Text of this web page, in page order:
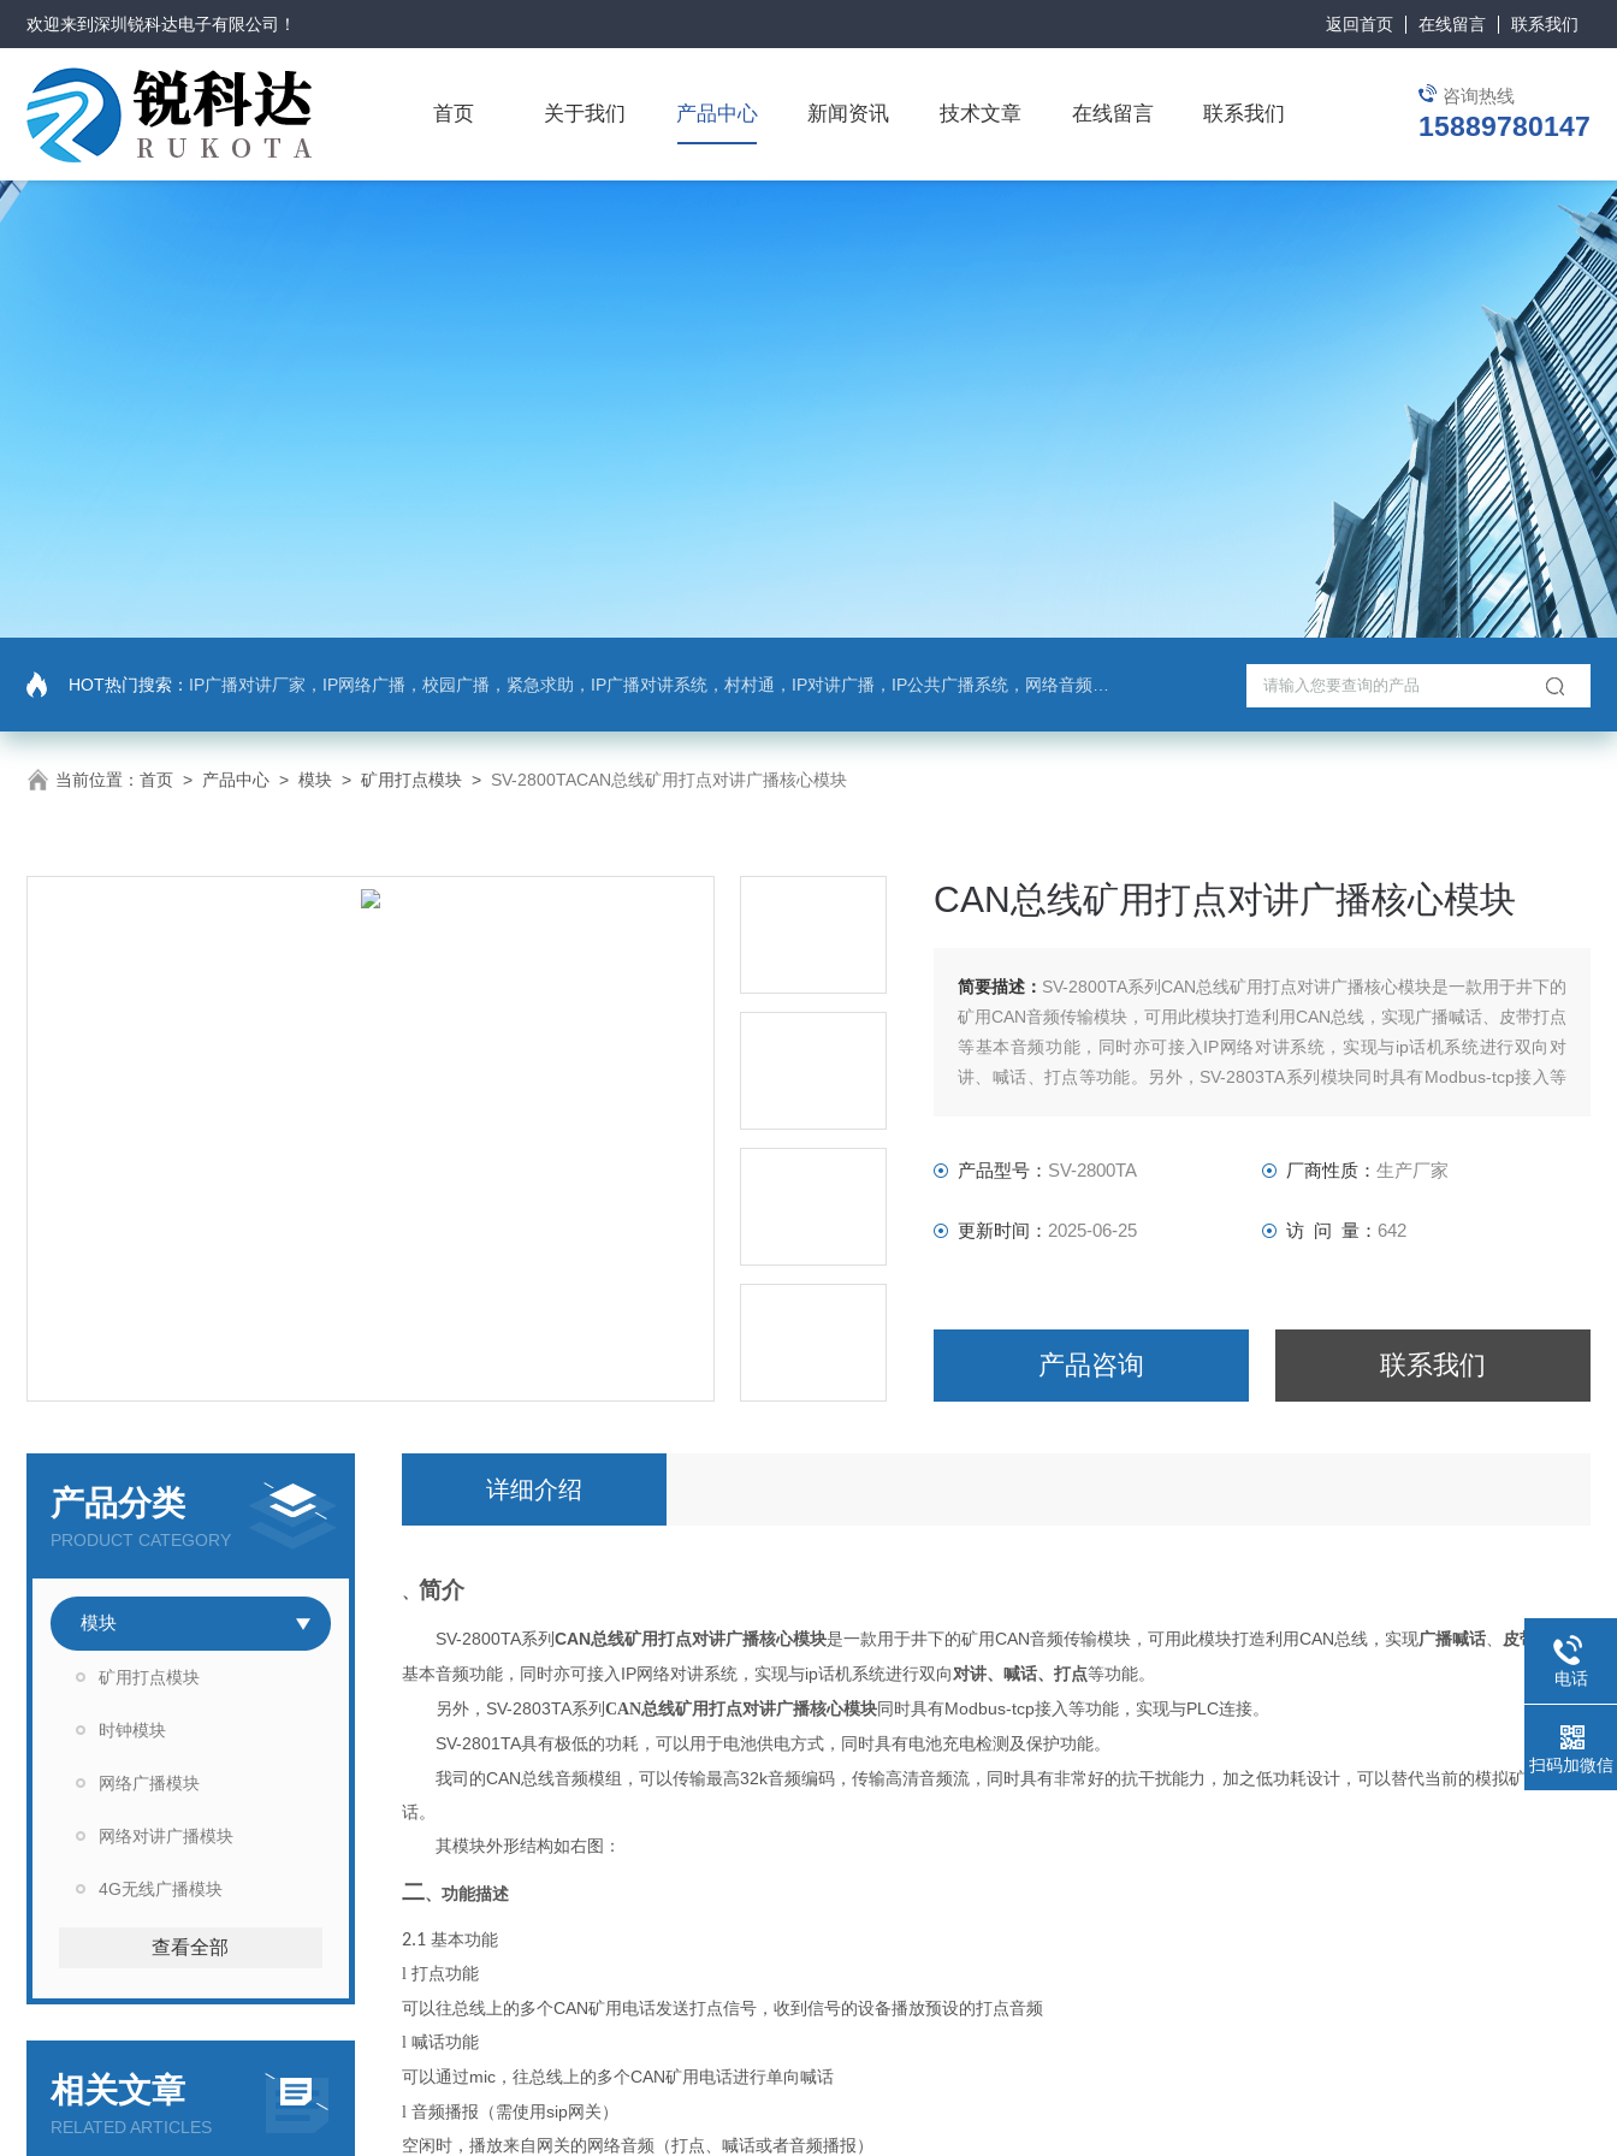
欢迎来到深圳锐科达电子有限公司 ！ 返回首页 在线留言 联系我们
咨询热线
15889780147
首页 关于我们 产品中心 新闻资讯 技术文章 在线留言 联系我们
HOT热门搜索： IP广播对讲厂家，IP网络广播，校园广播，紧急求助，IP广播对讲系统，村村通，IP对讲广播，IP公共广播系统，网络音频模块，银行对讲，背景音乐，网络录播，班班通
当前位置： 首页 > 产品中心 > 模块 > 矿用打点模块 > SV-2800TACAN总线矿用打点对讲广播核心模块
CAN总线矿用打点对讲广播核心模块
简要描述： SV-2800TA系列CAN总线矿用打点对讲广播核心模块是一款用于井下的
矿用CAN音频传输模块，可用此模块打造利用CAN总线，实现广播喊话、皮带打点
等基本音频功能，同时亦可接入IP网络对讲系统，实现与ip话机系统进行双向对
讲、喊话、打点等功能。另外，SV-2803TA系列模块同时具有Modbus-tcp接入等
产品型号： SV-2800TA 厂商性质： 生产厂家
更新时间： 2025-06-25 访 问 量： 642
产品咨询 联系我们
产品分类
PRODUCT CATEGORY
模块
矿用打点模块
时钟模块
网络广播模块
网络对讲广播模块
4G无线广播模块
查看全部
相关文章
RELATED ARTICLES
详细介绍
、 简介
SV-2800TA系列 CAN总线矿用打点对讲广播核心模块是一款用于井下的矿用CAN音频传输模块，可用 此模块打造利用CAN总线，实现广播喊话、 皮带 打点等
基本音频功能 ， 同时亦可接入 IP网络对讲系统 ， 实现与ip话机系统进行双向对讲、喊话、打点等功能。
另外， SV-2803TA系列 CAN总线矿用打点对讲广播核心模块 同时具有Modbus-tcp接入等功能，实现与PLC连接。
SV-2801TA具有极低的功耗，可以用于电池供电方式，同时具有电池充电检测及保护功能。
我司的CAN总线音频模组，可以传输最高32k音频编码，传输高清音频流，同时具有非常好的抗干扰能力，加之低功耗设计，可以替代当前的模拟矿用电
话。
其模块外形结构如右图：
二、功能描述
2.1 基本功能
l 打点功能
可以往总线上的多个CAN矿用电话发送打点信号，收到信号的设备播放预设的打点音频
l 喊话功能
可以通过mic ，往总线上的多个CAN矿用电话进行单向喊话
l 音频播报（需使用sip网关）
空闲时，播放来自网关的网络音频（打点、喊话或者音频播报）
电话
扫码加微信